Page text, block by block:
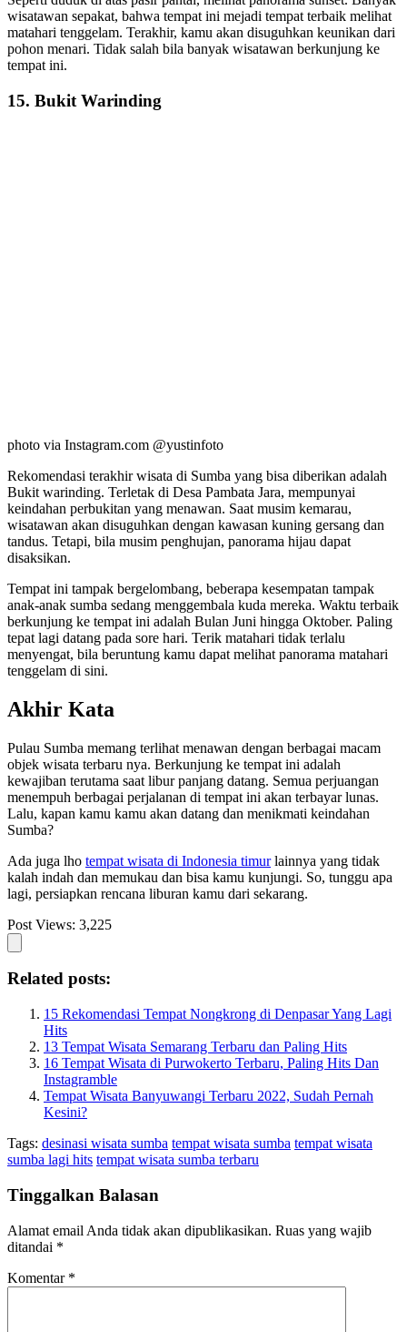
wisatawan sepakat, bahwa tempat ini mejadi tempat terbaik melihat
matahari tenggelam. Terakhir, kamu akan disuguhkan keunikan dari
pohon menari. Tidak salah bila banyak wisatawan berkunjung ke
tempat ini.
15. Bukit Warinding
photo via Instagram.com @yustinfoto
Rekomendasi terakhir wisata di Sumba yang bisa diberikan adalah
Bukit warinding. Terletak di Desa Pambata Jara, mempunyai
keindahan perbukitan yang menawan. Saat musim kemarau,
wisatawan akan disuguhkan dengan kawasan kuning gersang dan
tandus. Tetapi, bila musim penghujan, panorama hijau dapat
disaksikan.
Tempat ini tampak bergelombang, beberapa kesempatan tampak
anak-anak sumba sedang menggembala kuda mereka. Waktu terbaik
berkunjung ke tempat ini adalah Bulan Juni hingga Oktober. Paling
tepat lagi datang pada sore hari. Terik matahari tidak terlalu
menyengat, bila beruntung kamu dapat melihat panorama matahari
tenggelam di sini.
Akhir Kata
Pulau Sumba memang terlihat menawan dengan berbagai macam
objek wisata terbaru nya. Berkunjung ke tempat ini adalah
kewajiban terutama saat libur panjang datang. Semua perjuangan
menempuh berbagai perjalanan di tempat ini akan terbayar lunas.
Lalu, kapan kamu kamu akan datang dan menikmati keindahan
Sumba?
Ada juga lho tempat wisata di Indonesia timurlainnya yang tidak
kalah indah dan memukau dan bisa kamu kunjungi. So, tunggu apa
lagi, persiapkan rencana liburan kamu dari sekarang.
Post Views: 3,225
Related posts:
15 Rekomendasi Tempat Nongkrong di Denpasar Yang Lagi
Hits
13 Tempat Wisata Semarang Terbaru dan Paling Hits
16 Tempat Wisata di Purwokerto Terbaru, Paling Hits Dan
Instagramble
Tempat Wisata Banyuwangi Terbaru 2022, Sudah Pernah
Kesini?
Tags: desinasi wisata sumba tempat wisata sumba tempat wisata
sumba lagi hits tempat wisata sumba terbaru
Tinggalkan Balasan
Alamat email Anda tidak akan dipublikasikan. Ruas yang wajib
ditandai *
Komentar *